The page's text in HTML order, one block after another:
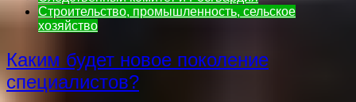
Строительство, промышленность, сельское
хозяйство
Каким будет новое поколение
специалистов?